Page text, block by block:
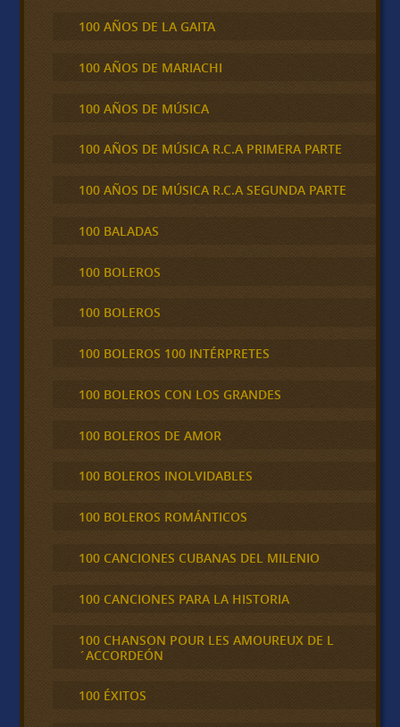
100 AÑOS DE LA GAITA
100 AÑOS DE MARIACHI
100 AÑOS DE MÚSICA
100 AÑOS DE MÚSICA R.C.A PRIMERA PARTE
100 AÑOS DE MÚSICA R.C.A SEGUNDA PARTE
100 BALADAS
100 BOLEROS
100 BOLEROS
100 BOLEROS 100 INTÉRPRETES
100 BOLEROS CON LOS GRANDES
100 BOLEROS DE AMOR
100 BOLEROS INOLVIDABLES
100 BOLEROS ROMÁNTICOS
100 CANCIONES CUBANAS DEL MILENIO
100 CANCIONES PARA LA HISTORIA
100 CHANSON POUR LES AMOUREUX DE L
´ACCORDEÓN
100 ÉXITOS